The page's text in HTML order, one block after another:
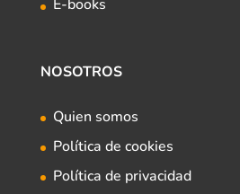
E-books
NOSOTROS
Quien somos
Política de cookies
Política de privacidad